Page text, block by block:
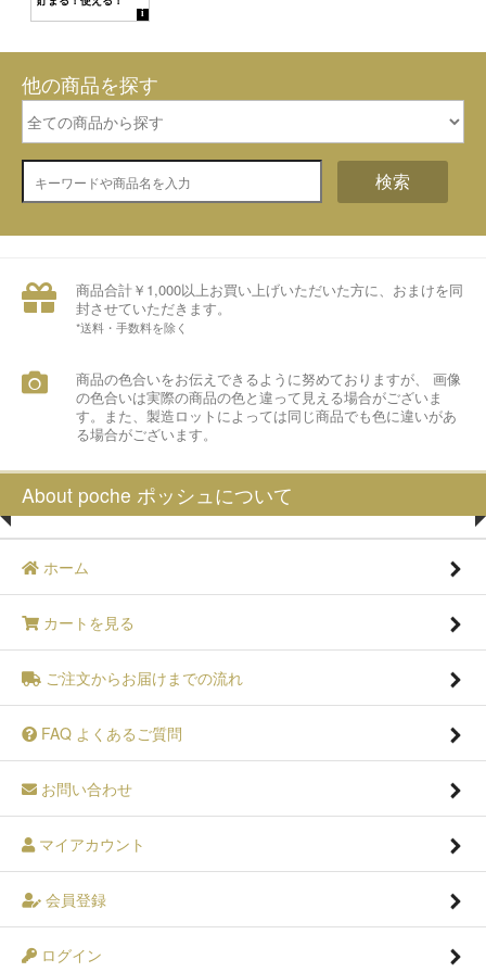
他の商品を探す
検索
商品合計￥1,000以上お買い上げいただいた方に、おまけを同
封させていただきます。
*送料・手数料を除く
商品の色合いをお伝えできるように努めておりますが、 画像
の色合いは実際の商品の色と違って見える場合がございま
す。また、製造ロットによっては同じ商品でも色に違いがあ
る場合がございます。
About poche ポッシュについて
ホーム
カートを見る
ご注文からお届けまでの流れ
FAQ よくあるご質問
お問い合わせ
マイアカウント
会員登録
ログイン